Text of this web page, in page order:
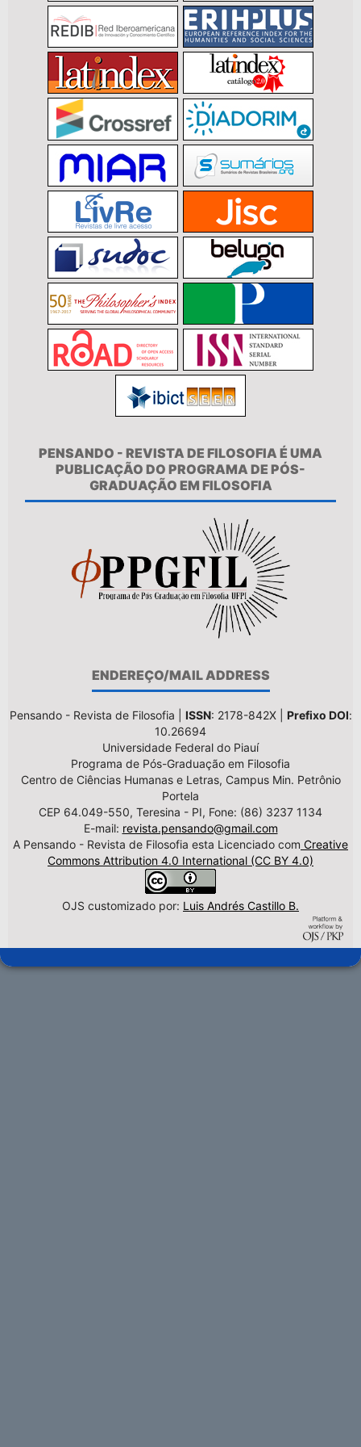
PENSANDO - REVISTA DE FILOSOFIA É UMA
PUBLICAÇÃO DO PROGRAMA DE PÓS-
GRADUAÇÃO EM FILOSOFIA
ENDEREÇO/MAIL ADDRESS
Pensando - Revista de Filosofia | ISSN: 2178-842X | Prefixo DOI:
10.26694
Universidade Federal do Piauí
Programa de Pós-Graduação em Filosofia
Centro de Ciências Humanas e Letras, Campus Min. Petrônio
Portela
CEP 64.049-550, Teresina - PI, Fone: (86) 3237 1134
E-mail: revista.pensando@gmail.com
A Pensando - Revista de Filosofia esta Licenciado com Creative
Commons Attribution 4.0 International (CC BY 4.0)
OJS customizado por: Luis Andrés Castillo B.